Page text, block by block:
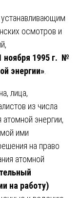
осмотров и
ноября 1995 г. №
энергии»
лица,
из числа
энергии,
ими
на право
атомной
на работу)